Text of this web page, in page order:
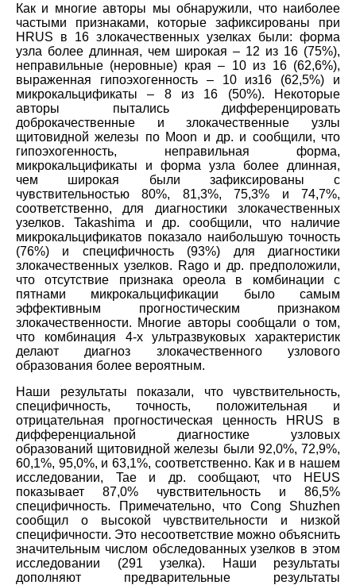
Как и многие авторы мы обнаружили, что наиболее
частыми признаками, которые зафиксированы при
HRUS в 16 злокачественных узелках были: форма
узла более длинная, чем широкая – 12 из 16 (75%),
неправильные (неровные) края – 10 из 16 (62,6%),
выраженная гипоэхогенность – 10 из16 (62,5%) и
микрокальцификаты – 8 из 16 (50%). Некоторые
авторы пытались дифференцировать
доброкачественные и злокачественные узлы
щитовидной железы по Moon и др. и сообщили, что
гипоэхогенность, неправильная форма,
микрокальцификаты и форма узла более длинная,
чем широкая были зафиксированы с
чувствительностью 80%, 81,3%, 75,3% и 74,7%,
соответственно, для диагностики злокачественных
узелков. Takashima и др. сообщили, что наличие
микрокальцификатов показало наибольшую точность
(76%) и специфичность (93%) для диагностики
злокачественных узелков. Rago и др. предположили,
что отсутствие признака ореола в комбинации с
пятнами микрокальцификации было самым
эффективным прогностическим признаком
злокачественности. Многие авторы сообщали о том,
что комбинация 4-х ультразвуковых характеристик
делают диагноз злокачественного узлового
образования более вероятным.
Наши результаты показали, что чувствительность,
специфичность, точность, положительная и
отрицательная прогностическая ценность HRUS в
дифференциальной диагностике узловых
образований щитовидной железы были 92,0%, 72,9%,
60,1%, 95,0%, и 63,1%, соответственно. Как и в нашем
исследовании, Tae и др. сообщают, что HEUS
показывает 87,0% чувствительность и 86,5%
специфичность. Примечательно, что Cong Shuzhen
сообщил о высокой чувствительности и низкой
специфичности. Это несоответствие можно объяснить
значительным числом обследованных узелков в этом
исследовании (291 узелка). Наши результаты
дополняют предварительные результаты